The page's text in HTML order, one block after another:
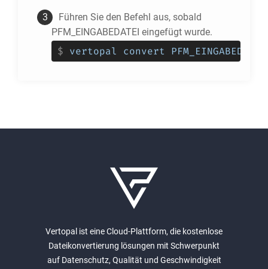
Führen Sie den Befehl aus, sobald
PFM_EINGABEDATEI eingefügt wurde.
$ vertopal convert
Vertopal ist eine Cloud-Plattform, die kostenlose
Dateikonvertierung lösungen mit Schwerpunkt
auf Datenschutz, Qualität und Geschwindigkeit